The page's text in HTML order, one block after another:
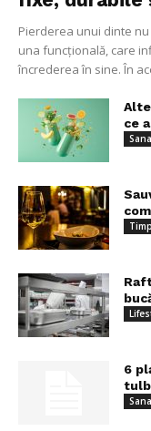
Pierderea unui dinte
una funcțională, care
încrederea în sine. În
ce
6